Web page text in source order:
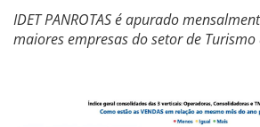
IDET PANROTAS é apurado
maiores empresas do setor de